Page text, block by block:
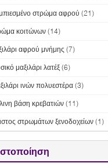
στρώμα αφρού (21)
κοιτώνων (14)
αφρού μνήμης (7)
μαξιλάρι λατέξ(6)
ινών πολυεστέρα (3)
βάση κρεβατιών (11)
στρωμάτων ξενοδοχείων (1)